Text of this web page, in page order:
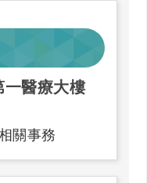
一醫療大樓
關事務